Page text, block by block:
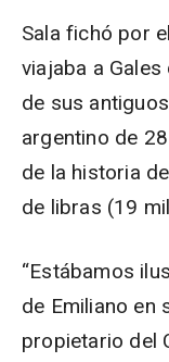
Sala fichó por
viajaba a
de sus
argentino de
de la historia
de libras (19
“Estábamos
de Emiliano en
propietario del